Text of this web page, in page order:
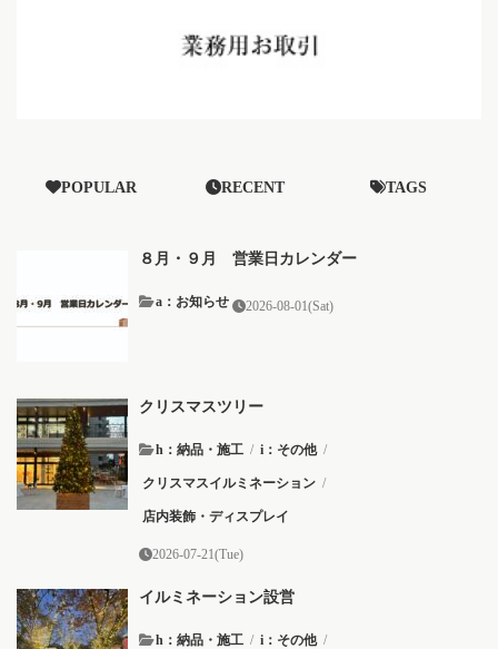
POPULAR RECENT TAGS
８月・９月 営業日カレンダー
a：お知らせ 2026-08-01(Sat)
クリスマスツリー
h：納品・施工 / i：その他 /
クリスマスイルミネーション /
店内装飾・ディスプレイ
2026-07-21(Tue)
イルミネーション設営
h：納品・施工 / i：その他 /